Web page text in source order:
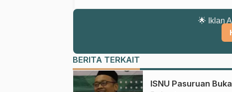
🌟 Iklan
BERITA TERKAIT
ISNU Pasuruan Buka